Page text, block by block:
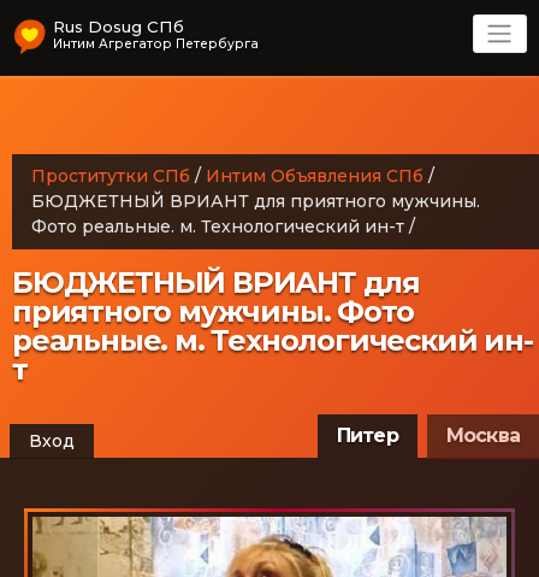
Rus Dosug СПб
Проститутки СПб / Интим Объявления СПб /
БЮДЖЕТНЫЙ ВРИАНТ для приятного мужчины.
Фото реальные. м. Технологический ин-т /
БЮДЖЕТНЫЙ ВРИАНТ для
приятного мужчины. Фото
реальные. м. Технологический ин-
т
Вход Москва
Питер